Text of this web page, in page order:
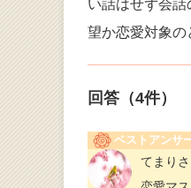
い話はせず会
望か恋愛対象の
回答（4件）
ベストアンサ
てまり